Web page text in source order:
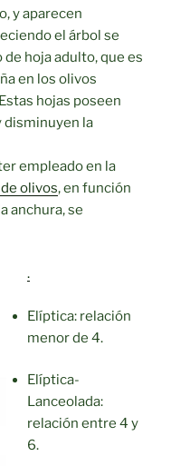
y aparecen
el árbol se
hoja adulto, que es
en los olivos
hojas poseen
disminuyen la
empleado en la
olivos, en función
anchura, se
.
Elíptica: relación
menor de 4.
Elíptica-
Lanceolada:
relación entre 4 y
6.